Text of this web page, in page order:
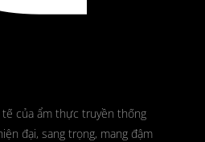
của ẩm thực truyền thống
đại, sang trọng, mang đậm